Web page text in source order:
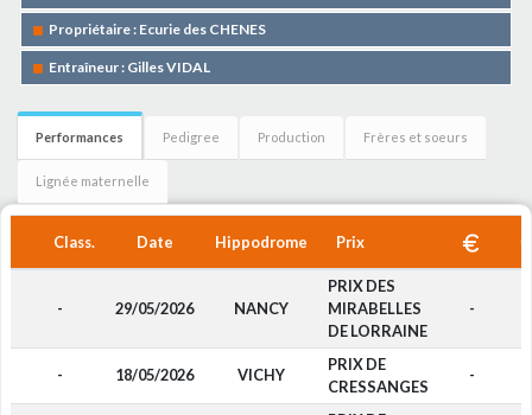
Propriétaire : Ecurie des CHENES
Entraîneur : Gilles VIDAL
Performances Pedigree Production Frères et soeurs
Lignée maternelle
Class. Date Hippodrome Prix
- 29/05/2026 NANCY
PRIX DES
MIRABELLES
DE LORRAINE
-
- 18/05/2026 VICHY
PRIX DE
CRESSANGES
-